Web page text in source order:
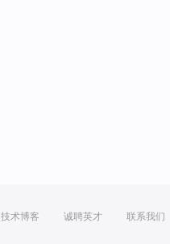
技术博客 诚聘英才 联系我们